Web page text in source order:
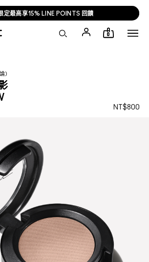
定最高享15% LINE POINTS 回饋
0
NT$800